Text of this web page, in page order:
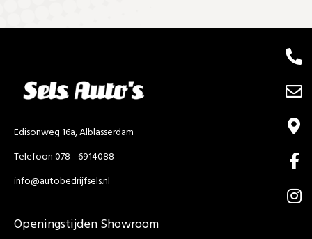
Edisonweg 16a, Alblasserdam
Telefoon 078 - 6914088
info@autobedrijfsels.nl
Openingstijden Showroom